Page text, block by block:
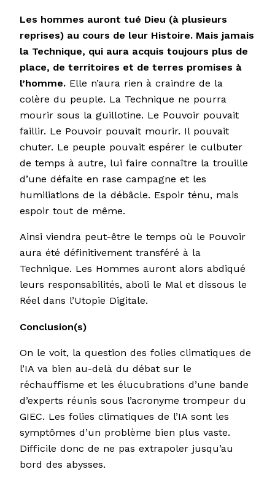
Les hommes auront tué Dieu (à plusieurs
reprises) au cours de leur Histoire. Mais jamais
la Technique, qui aura acquis toujours plus de
place, de territoires et de terres promises à
l’homme. Elle n’aura rien à craindre de la
colère du peuple. La Technique ne pourra
mourir sous la guillotine. Le Pouvoir pouvait
faillir. Le Pouvoir pouvait mourir. Il pouvait
chuter. Le peuple pouvait espérer le culbuter
de temps à autre, lui faire connaître la trouille
d’une défaite en rase campagne et les
humiliations de la débâcle. Espoir ténu, mais
espoir tout de même.
Ainsi viendra peut-être le temps où le Pouvoir
aura été définitivement transféré à la
Technique. Les Hommes auront alors abdiqué
leurs responsabilités, aboli le Mal et dissous le
Réel dans l’Utopie Digitale.
Conclusion(s)
On le voit, la question des folies climatiques de
l’IA va bien au-delà du débat sur le
réchauffisme et les élucubrations d’une bande
d’experts réunis sous l’acronyme trompeur du
GIEC. Les folies climatiques de l’IA sont les
symptômes d’un problème bien plus vaste.
Difficile donc de ne pas extrapoler jusqu’au
bord des abysses.